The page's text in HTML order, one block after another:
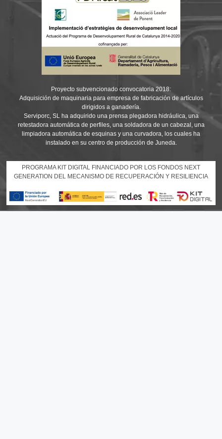
Proyecto subvencionado convocatoria 2018:
Adquisición de maquinaria para empresa de fabricación de artículos
dirigidos a ganadería.
Serviporc, SL ha adquirido una prensa plegadora hidráulica, una
retestadora automática de perfiles, una soldadora de un cabezal, una
limpiadora automática de esquinas y una curvadora, los cuales ha
instalado en su centro de producción de Juneda.
PROGRAMA KIT DIGITAL FINANCIADO POR LOS FONDOS NEXT
GENERATION DEL MECANISMO DE RECUPERACIÓN Y RESILIENCIA